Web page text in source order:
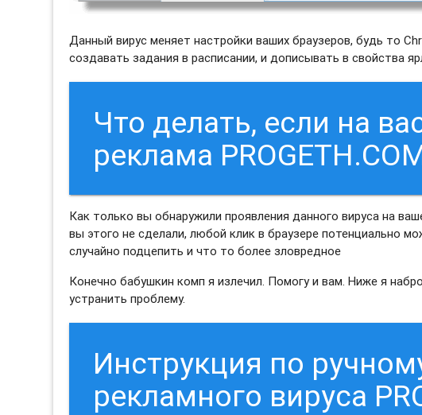
Данный вирус меняет настройки ваших браузеров, будь то
создавать задания в расписании, и дописывать в свойства
Что делать, если на
реклама
Как только вы обнаружили проявления данного вируса на
вы этого не сделали, любой клик в браузере потенциально
случайно подцепить и что то более зловредное
Конечно бабушкин комп я излечил. Помогу и вам. Ниже я
устранить проблему.
Инструкция по
рекламного вируса